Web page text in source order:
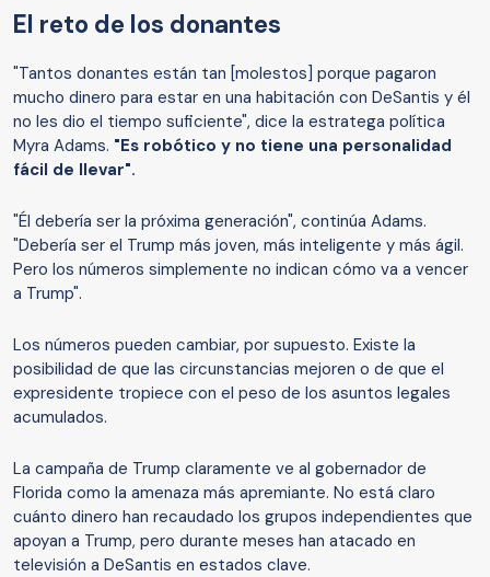
El reto de los donantes
"Tantos donantes están tan [molestos] porque pagaron
mucho dinero para estar en una habitación con DeSantis y él
no les dio el tiempo suficiente", dice la estratega política
Myra Adams. "Es robótico y no tiene una personalidad
fácil de llevar".
"Él debería ser la próxima generación", continúa Adams.
"Debería ser el Trump más joven, más inteligente y más ágil.
Pero los números simplemente no indican cómo va a vencer
a Trump".
Los números pueden cambiar, por supuesto. Existe la
posibilidad de que las circunstancias mejoren o de que el
expresidente tropiece con el peso de los asuntos legales
acumulados.
La campaña de Trump claramente ve al gobernador de
Florida como la amenaza más apremiante. No está claro
cuánto dinero han recaudado los grupos independientes que
apoyan a Trump, pero durante meses han atacado en
televisión a DeSantis en estados clave.